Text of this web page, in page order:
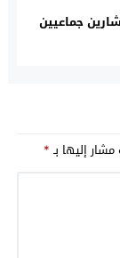
جماعيين
مشار إليها بـ*